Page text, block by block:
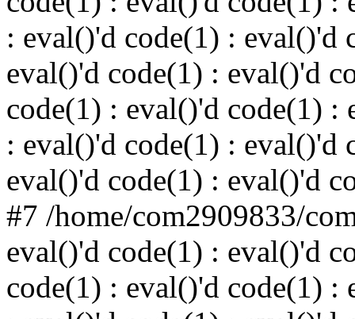
: eval()'d code(1) : eval()'d
eval()'d code(1) : eval()'d
code(1) : eval()'d code(1) :
: eval()'d code(1) : eval()'d
eval()'d code(1) : eval()'d
#7 /home/com2909833/
eval()'d code(1) : eval()'d
code(1) : eval()'d code(1) :